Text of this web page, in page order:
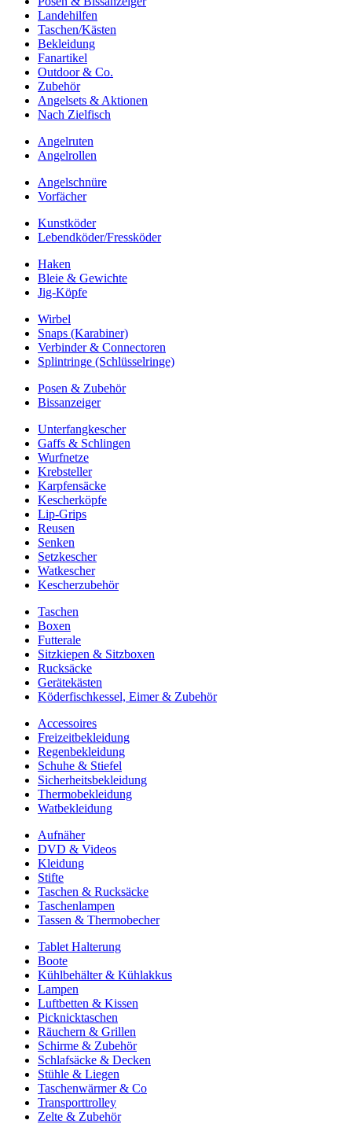
Landehilfen
Taschen/Kästen
Bekleidung
Fanartikel
Outdoor & Co.
Zubehör
Angelsets & Aktionen
Nach Zielfisch
Angelruten
Angelrollen
Angelschnüre
Vorfächer
Kunstköder
Lebendköder/Fressköder
Haken
Bleie & Gewichte
Jig-Köpfe
Wirbel
Snaps (Karabiner)
Verbinder & Connectoren
Splintringe (Schlüsselringe)
Posen & Zubehör
Bissanzeiger
Unterfangkescher
Gaffs & Schlingen
Wurfnetze
Krebsteller
Karpfensäcke
Kescherköpfe
Lip-Grips
Reusen
Senken
Setzkescher
Watkescher
Kescherzubehör
Taschen
Boxen
Futterale
Sitzkiepen & Sitzboxen
Rucksäcke
Gerätekästen
Köderfischkessel, Eimer & Zubehör
Accessoires
Freizeitbekleidung
Regenbekleidung
Schuhe & Stiefel
Sicherheitsbekleidung
Thermobekleidung
Watbekleidung
Aufnäher
DVD & Videos
Kleidung
Stifte
Taschen & Rucksäcke
Taschenlampen
Tassen & Thermobecher
Tablet Halterung
Boote
Kühlbehälter & Kühlakkus
Lampen
Luftbetten & Kissen
Picknicktaschen
Räuchern & Grillen
Schirme & Zubehör
Schlafsäcke & Decken
Stühle & Liegen
Taschenwärmer & Co
Transporttrolley
Zelte & Zubehör